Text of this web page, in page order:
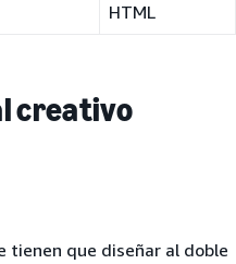
HTML
creativo
tienen que diseñar al doble